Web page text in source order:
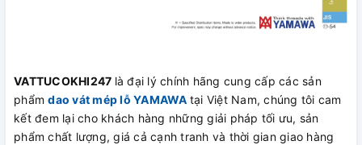
VATTUCOKHI247 là đại lý chính hãng cung cấp các sản
phẩmdao vát mép lỗ YAMAWA tại Việt Nam, chúng tôi cam
kết đem lại cho khách hàng những giải pháp tối ưu, sản
phẩm chất lượng, giá cả cạnh tranh và thời gian giao hàng